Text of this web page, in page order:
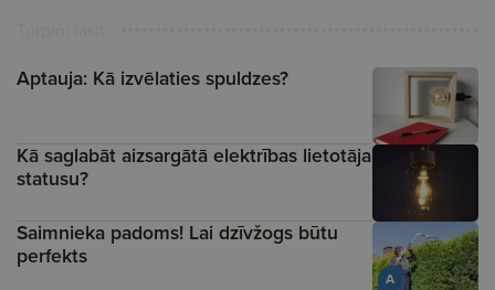
Aptauja: Kā izvēlaties spuldzes?
Kā saglabāt aizsargātā elektrības lietotāja
statusu?
A
Saimnieka padoms! Lai dzīvžogs būtu
perfekts